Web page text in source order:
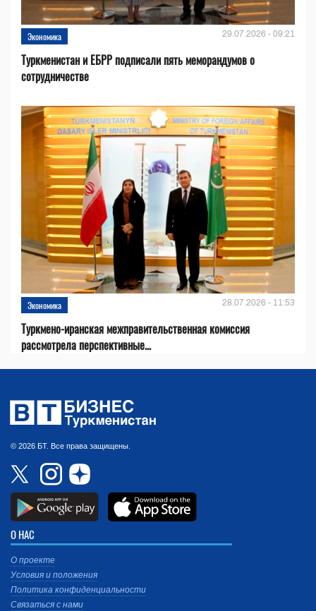
Экономика 29.07.2026 - 09:21
Туркменистан и ЕБРР подписали пять меморандумов о
сотрудничестве
Экономика 28.07.2026 - 11:53
Туркмено-иранская межправительственная комиссия
рассмотрела перспективные...
© 2026 БТ. Все права защищены.
О НАС
О проекте
Условия и положения
Политика конфиденциальности
Связаться с нами